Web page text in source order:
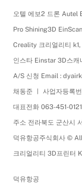
오텔 에보2 드론 Autel
Pro Shining3D
Creality 크리얼리티
인스타 Einstar 3D스캐
A/S 신청 Email :
채동준 ㅣ 사업자등록
대표전화 063-451-
주소 전라북도 군산시
덕유항공주식회사 ©
크리얼리티 3D프린터
덕유항공